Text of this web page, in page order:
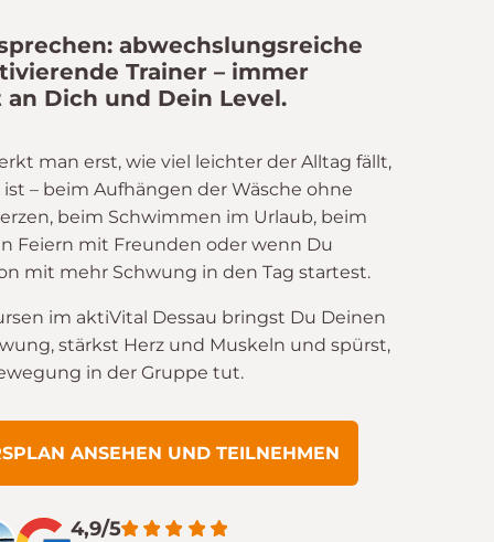
abwechslungsreiche
Trainer – immer
an Dich und Dein Level.
man erst, wie viel leichter der Alltag fällt,
– beim Aufhängen der Wäsche ohne
beim Schwimmen im Urlaub, beim
Feiern mit Freunden oder wenn Du
mit mehr Schwung in den Tag startest.
im aktiVital Dessau bringst Du Deinen
stärkst Herz und Muskeln und spürst,
in der Gruppe tut.
ANSEHEN UND TEILNEHMEN
4,9/5